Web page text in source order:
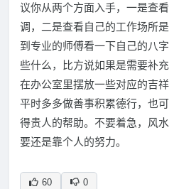
议你从两个方面入手，一是查
调，二是查看自己的工作场所
到专业的师傅看一下自己的八
些什么，比方说如果是需要补
在办公室里摆放一些对应的吉
平时多多做善事积累德行，也
得贵人的帮助。不要着急，风
要还是靠个人的努力。
60 0